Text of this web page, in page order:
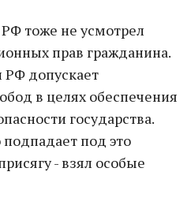
тоже не усмотрел
прав гражданина.
РФ допускает
в целях обеспечения
государства.
под это
- взял особые